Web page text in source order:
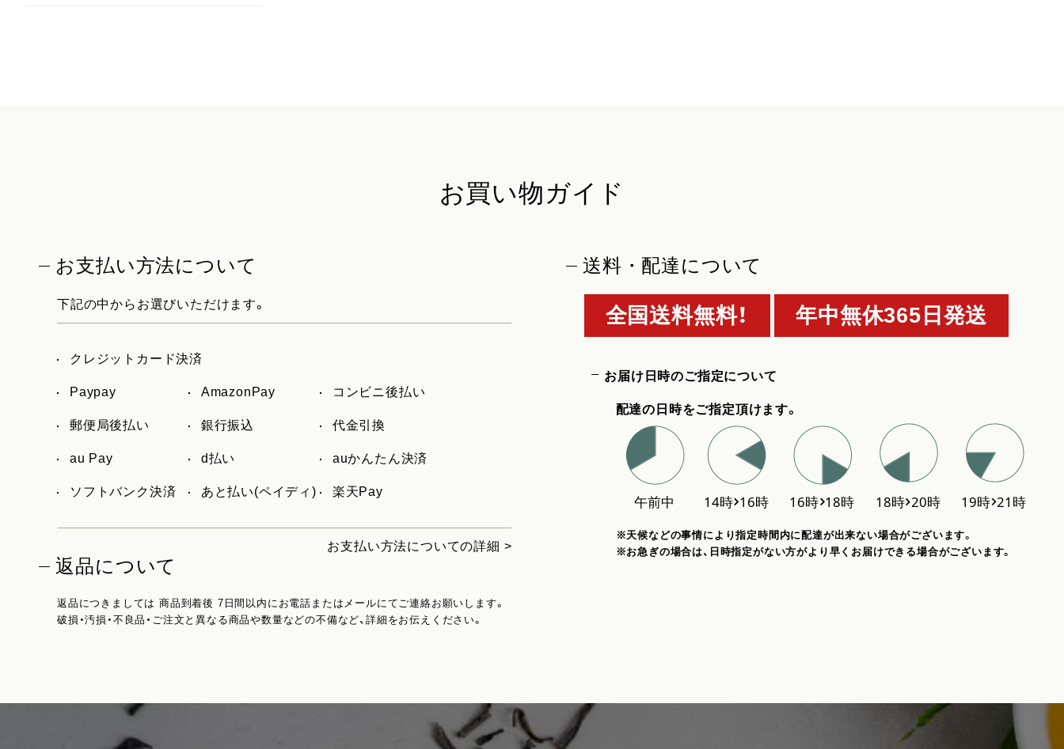
お買い物ガイド
お支払い方法について
下記の中からお選びいただけます。
クレジットカード決済
Paypay AmazonPay コンビニ後払い
郵便局後払い 銀行振込 代金引換
au Pay d払い auかんたん決済
ソフトバンク決済 あと払い(ペイディ) 楽天Pay
お支払い方法についての詳細 >
返品について
返品につきましては 商品到着後 7日間以内にお電話またはメールにてご連絡お願いします。
破損・汚損・不良品・ご注文と異なる商品や数量などの不備など、詳細をお伝えください。
送料・配達について
全国送料無料！ 年中無休365日発送
お届け日時のご指定について
配達の日時をご指定頂けます。
※天候などの事情により指定時間内に配達が出来ない場合がございます。
※お急ぎの場合は、日時指定がない方がより早くお届けできる場合がございます。